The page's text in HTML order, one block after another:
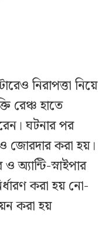
নিরাপত্তা নিয়ে
রেঞ্চ হাতে
ঘটনার পর
জোরদার করা হয়।
অ্যান্টি-স্নাইপার
করা হয় নো-
করা হয়